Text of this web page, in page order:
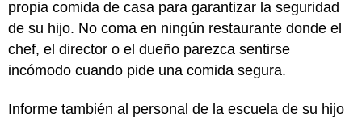
propia comida de casa para garantizar la seguridad
de su hijo. No coma en ningún restaurante donde el
chef, el director o el dueño parezca sentirse
incómodo cuando pide una comida segura.
Informe también al personal de la escuela de su hijo